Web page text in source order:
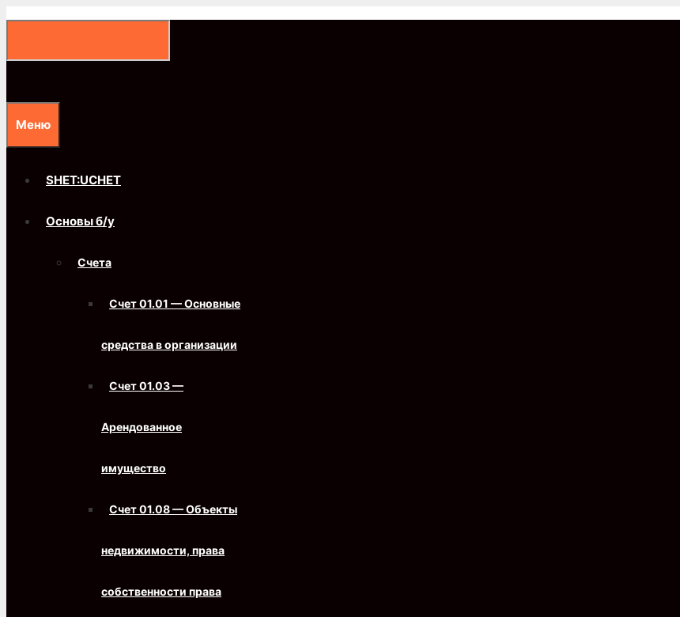
Меню
SHET:UCHET
Основы б/у
Счета
Счет 01.01 — Основные
средства в организации
Счет 01.03 —
Арендованное
имущество
Счет 01.08 — Объекты
недвижимости, права
собственности права